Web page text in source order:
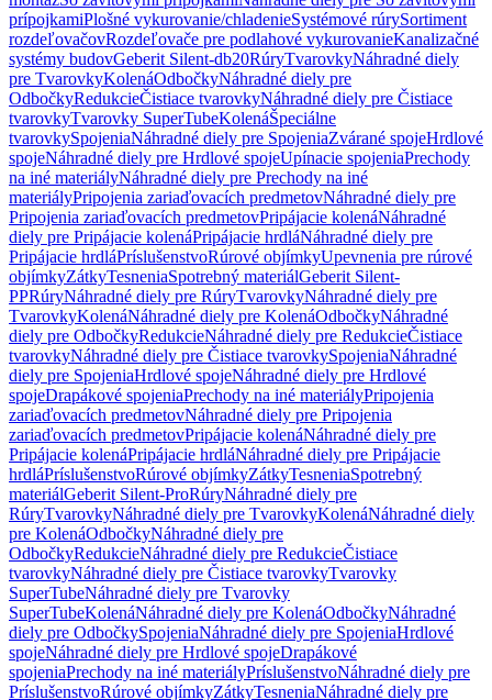
prípojkamiPlošné vykurovanie/chladenieSystémové rúrySortiment
rozdeľovačovRozdeľovače pre podlahové vykurovanieKanalizačné
systémy budovGeberit Silent-db20RúryTvarovkyNáhradné diely
pre TvarovkyKolenáOdbočkyNáhradné diely pre
OdbočkyRedukcieČistiace tvarovkyNáhradné diely pre Čistiace
tvarovkyTvarovky SuperTubeKolenáŠpeciálne
tvarovkySpojeniaNáhradné diely pre SpojeniaZvárané spojeHrdlové
spojeNáhradné diely pre Hrdlové spojeUpínacie spojeniaPrechody
na iné materiályNáhradné diely pre Prechody na iné
materiályPripojenia zariaďovacích predmetovNáhradné diely pre
Pripojenia zariaďovacích predmetovPripájacie kolenáNáhradné
diely pre Pripájacie kolenáPripájacie hrdláNáhradné diely pre
Pripájacie hrdláPríslušenstvoRúrové objímkyUpevnenia pre rúrové
objímkyZátkyTesneniaSpotrebný materiálGeberit Silent-
PPRúryNáhradné diely pre RúryTvarovkyNáhradné diely pre
TvarovkyKolenáNáhradné diely pre KolenáOdbočkyNáhradné
diely pre OdbočkyRedukcieNáhradné diely pre RedukcieČistiace
tvarovkyNáhradné diely pre Čistiace tvarovkySpojeniaNáhradné
diely pre SpojeniaHrdlové spojeNáhradné diely pre Hrdlové
spojeDrapákové spojeniaPrechody na iné materiályPripojenia
zariaďovacích predmetovNáhradné diely pre Pripojenia
zariaďovacích predmetovPripájacie kolenáNáhradné diely pre
Pripájacie kolenáPripájacie hrdláNáhradné diely pre Pripájacie
hrdláPríslušenstvoRúrové objímkyZátkyTesneniaSpotrebný
materiálGeberit Silent-ProRúryNáhradné diely pre
RúryTvarovkyNáhradné diely pre TvarovkyKolenáNáhradné diely
pre KolenáOdbočkyNáhradné diely pre
OdbočkyRedukcieNáhradné diely pre RedukcieČistiace
tvarovkyNáhradné diely pre Čistiace tvarovkyTvarovky
SuperTubeNáhradné diely pre Tvarovky
SuperTubeKolenáNáhradné diely pre KolenáOdbočkyNáhradné
diely pre OdbočkySpojeniaNáhradné diely pre SpojeniaHrdlové
spojeNáhradné diely pre Hrdlové spojeDrapákové
spojeniaPrechody na iné materiályPríslušenstvoNáhradné diely pre
PríslušenstvoRúrové objímkyZátkyTesneniaNáhradné diely pre